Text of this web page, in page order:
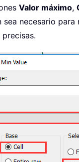
Valor máximo,
sea necesario para